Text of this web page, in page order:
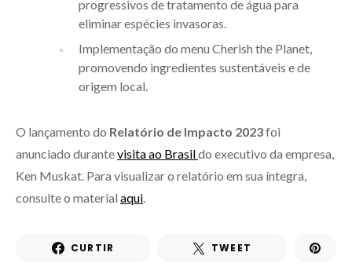
progressivos de tratamento de água para
eliminar espécies invasoras.
Implementação do menu Cherish the Planet,
promovendo ingredientes sustentáveis e de
origem local.
O lançamento do Relatório de Impacto 2023foi
anunciado durantevisita ao Brasildo executivo da empresa,
Ken Muskat. Para visualizar o relatório em sua íntegra,
consulte o material aqui
CURTIR TWEET